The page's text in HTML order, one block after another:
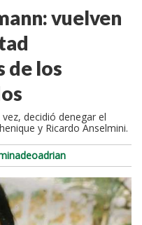
vuelven
de los
decidió denegar el
y Ricardo Anselmini.